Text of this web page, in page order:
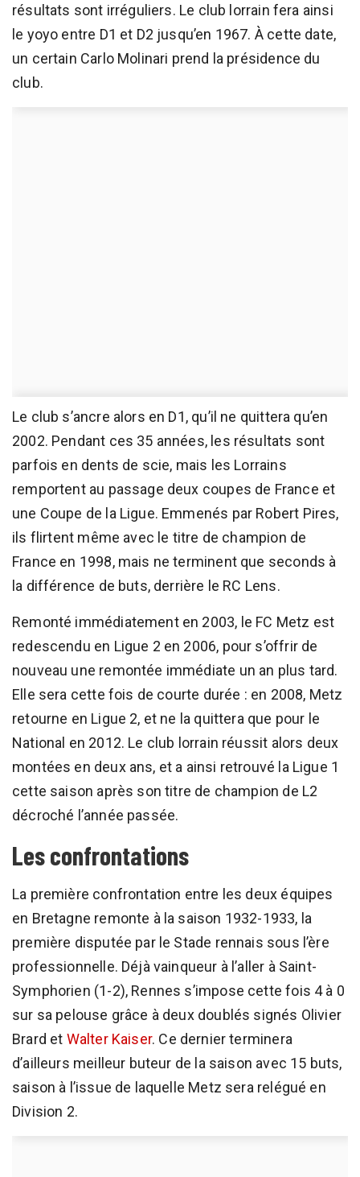
résultats sont irréguliers. Le club lorrain fera ainsi
le yoyo entre D1 et D2 jusqu’en 1967. À cette date,
un certain Carlo Molinari prend la présidence du
club.
Le club s’ancre alors en D1, qu’il ne quittera qu’en
2002. Pendant ces 35 années, les résultats sont
parfois en dents de scie, mais les Lorrains
remportent au passage deux coupes de France et
une Coupe de la Ligue. Emmenés par Robert Pires,
ils flirtent même avec le titre de champion de
France en 1998, mais ne terminent que seconds à
la différence de buts, derrière le RC Lens.
Remonté immédiatement en 2003, le FC Metz est
redescendu en Ligue 2 en 2006, pour s’offrir de
nouveau une remontée immédiate un an plus tard.
Elle sera cette fois de courte durée : en 2008, Metz
retourne en Ligue 2, et ne la quittera que pour le
National en 2012. Le club lorrain réussit alors deux
montées en deux ans, et a ainsi retrouvé la Ligue 1
cette saison après son titre de champion de L2
décroché l’année passée.
Les confrontations
La première confrontation entre les deux équipes
en Bretagne remonte à la saison 1932-1933, la
première disputée par le Stade rennais sous l’ère
professionnelle. Déjà vainqueur à l’aller à Saint-
Symphorien (1-2), Rennes s’impose cette fois 4 à 0
sur sa pelouse grâce à deux doublés signés Olivier
Brard et Walter Kaiser. Ce dernier terminera
d’ailleurs meilleur buteur de la saison avec 15 buts,
saison à l’issue de laquelle Metz sera relégué en
Division 2.